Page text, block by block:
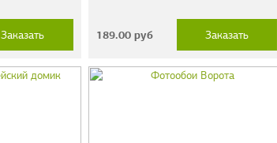
Заказать 189.00руб Заказать